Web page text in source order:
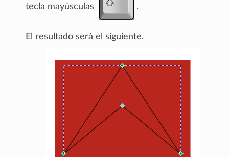
tecla mayúsculas .
El resultado será el siguiente.